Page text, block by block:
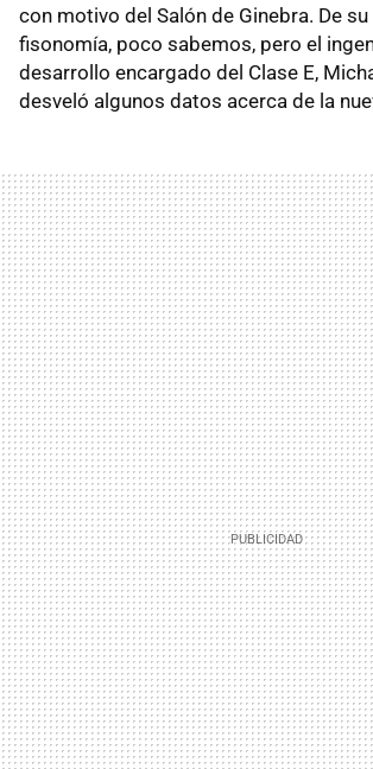
con motivo del Salón de Ginebra. De su
fisonomía, poco sabemos, pero el
desarrollo encargado del Clase E,
desveló algunos datos acerca de la